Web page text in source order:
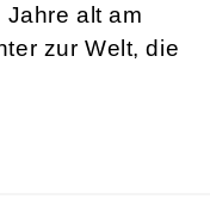
alt am
zur Welt, die